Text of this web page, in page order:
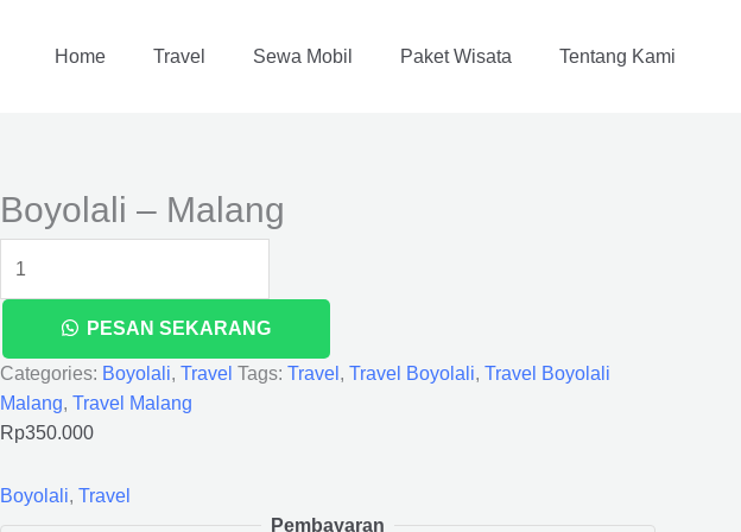
Home Travel Sewa Mobil Paket Wisata Tentang Kami
Boyolali – Malang
PESAN SEKARANG
Categories: Boyolali, Travel Tags: Travel , Travel Boyolali, Travel Boyolali
Malang, Travel Malang
Rp350.000
Boyolali, Travel
Pembayaran